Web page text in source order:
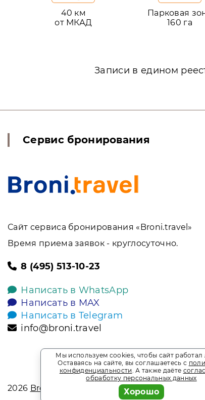
40 км
от МКАД
Парковая
160 га
Записи в едином
Сервис бронирования
Сайт сервиса бронирования «Broni.travel»
Время приема заявок - круглосуточно.
8 (495) 513-10-23
Написать в WhatsApp
Написать в MAX
Написать в Telegram
info@broni.travel
2026 Broni.travel
Мы используем cookies, чтобы сайт работал
Оставаясь на сайте, вы соглашаетесь с
конфиденциальности. А также даёте
обработку персональных данных
Хорошо